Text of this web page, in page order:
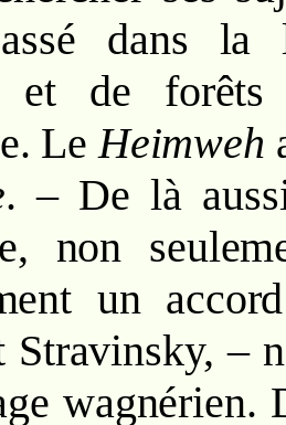
dans la
et de
Le Heimweh
. – De là
non
un
Stravinsky, –
wagnérien.